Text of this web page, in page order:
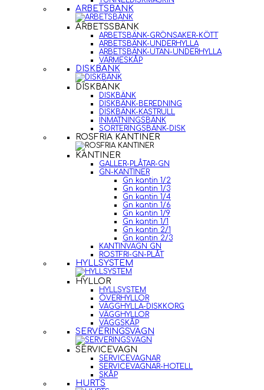
ARBETSBÄNK
ARBETSSBÄNK
ARBETSBÄNK-GRÖNSAKER-KÖTT
ARBETSBÄNK-UNDERHYLLA
ARBETSBÄNK-UTAN-UNDERHYLLA
VÄRMESKÅP
DISKBÄNK
DISKBÄNK
DISKBÄNK
DISKBÄNK-BEREDNING
DISKBÄNK-KASTRULL
INMATNINGSBÄNK
SORTERINGSBÄNK-DISK
ROSFRIA KANTINER
KANTINER
GALLER-PLÅTAR-GN
GN-KANTINER
Gn kantin 1/2
Gn kantin 1/3
Gn kantin 1/4
Gn kantin 1/6
Gn kantin 1/9
Gn kantin 1/1
Gn kantin 2/1
Gn kantin 2/3
KANTINVAGN GN
ROSTFRI-GN-PLÅT
HYLLSYSTEM
HYLLOR
HYLLSYSTEM
ÖVERHYLLOR
VÄGGHYLLA-DISKKORG
VÄGGHYLLOR
VÄGGSKÅP
SERVERINGSVAGN
SERVICEVAGN
SERVICEVAGNAR
SERVICEVAGNAR-HOTELL
SKÅP
HURTS